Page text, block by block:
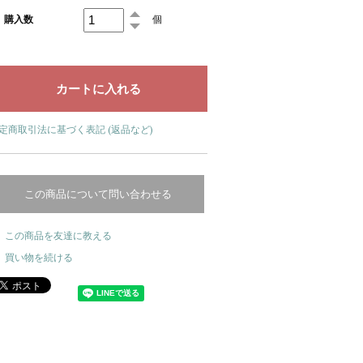
購入数 個
商取引法に基づく表記 (返品など)
この商品について問い合わせる
この商品を友達に教える
買い物を続ける